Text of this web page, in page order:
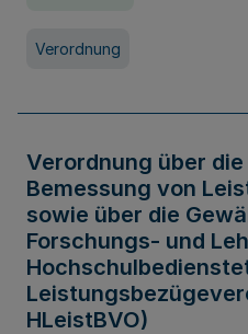
Verordnung
Verordnung über
Bemessung von
sowie über die
Forschungs- und
HLeistBVO)